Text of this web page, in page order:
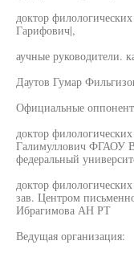
доктор
Гарифович|,
аучные руководители.
Даутов Гумар
Официальные
доктор
Галимуллович ФГАОУ
федеральный
доктор
зав. Центром
Ибрагимова АН РТ
Ведущая организация: